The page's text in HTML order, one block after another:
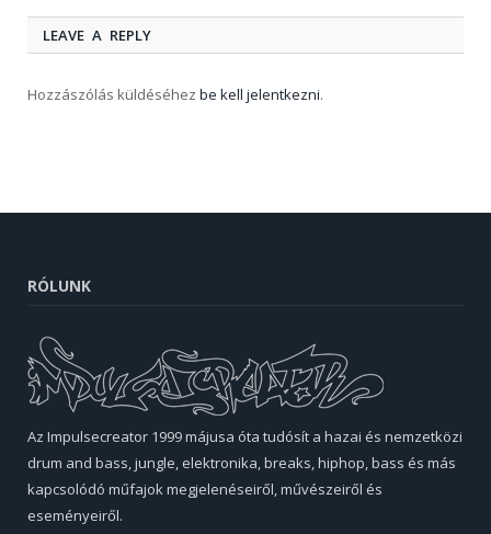
LEAVE A REPLY
Hozzászólás küldéséhez be kell jelentkezni.
RÓLUNK
Az Impulsecreator 1999 májusa óta tudósít a hazai és nemzetközi
drum and bass, jungle, elektronika, breaks, hiphop, bass és más
kapcsolódó műfajok megjelenéseiről, művészeiről és
eseményeiről.